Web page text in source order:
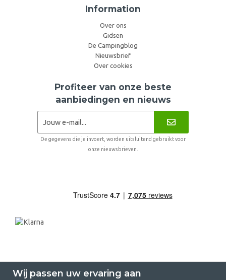
Information
Over ons
Gidsen
De Campingblog
Nieuwsbrief
Over cookies
Profiteer van onze beste
aanbiedingen en nieuws
De gegevens die je invoert, worden uitsluitend gebruikt voor
onze nieuwsbrieven.
Wij passen uw ervaring aan